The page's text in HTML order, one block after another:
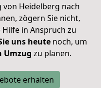
von Heidelberg nach
zögern Sie nicht,
in Anspruch zu
uns heutenoch, um
Umzug zu planen.
erhalten